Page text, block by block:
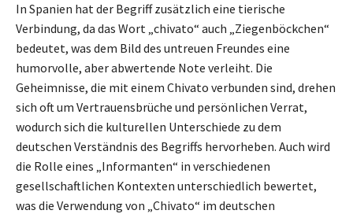
In Spanien hat der Begriff zusätzlich eine tierische
Verbindung, da das Wort „chivato“ auch „Ziegenböckchen“
bedeutet, was dem Bild des untreuen Freundes eine
humorvolle, aber abwertende Note verleiht. Die
Geheimnisse, die mit einem Chivato verbunden sind, drehen
sich oft um Vertrauensbrüche und persönlichen Verrat,
wodurch sich die kulturellen Unterschiede zu dem
deutschen Verständnis des Begriffs hervorheben. Auch wird
die Rolle eines „Informanten“ in verschiedenen
gesellschaftlichen Kontexten unterschiedlich bewertet,
was die Verwendung von „Chivato“ im deutschen